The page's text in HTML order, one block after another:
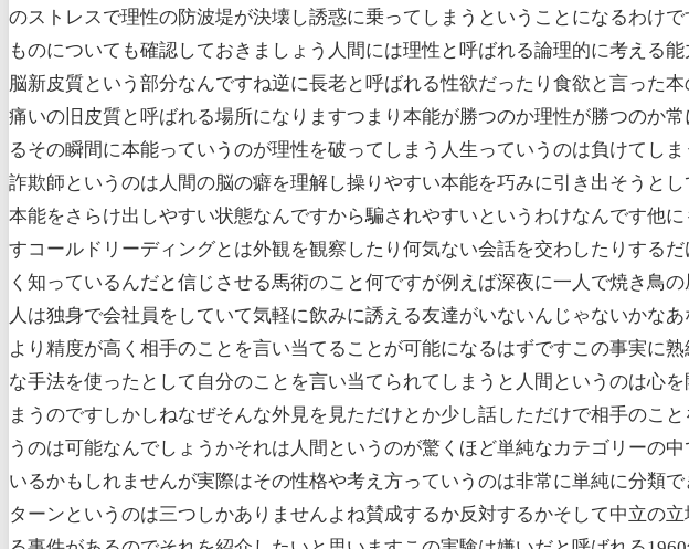
のストレスで理性の防波堤が決壊し誘惑に乗ってしまうということになるわけ
ものについても確認しておきましょう人間には理性と呼ばれる論理的に考える
脳新皮質という部分なんですね逆に長老と呼ばれる性欲だったり食欲と言った
痛いの旧皮質と呼ばれる場所になりますつまり本能が勝つのか理性が勝つのか
るその瞬間に本能っていうのが理性を破ってしまう人生っていうのは負けてし
詐欺師というのは人間の脳の癖を理解し操りやすい本能を巧みに引き出そうと
本能をさらけ出しやすい状態なんですから騙されやすいというわけなんです他
すコールドリーディングとは外観を観察したり何気ない会話を交わしたりする
く知っているんだと信じさせる馬術のこと何ですが例えば深夜に一人で焼き鳥
人は独身で会社員をしていて気軽に飲みに誘える友達がいないんじゃないかな
より精度が高く相手のことを言い当てることが可能になるはずですこの事実に
な手法を使ったとして自分のことを言い当てられてしまうと人間というのは心
まうのですしかしねなぜそんな外見を見ただけとか少し話しただけで相手のこ
うのは可能なんでしょうかそれは人間というのが驚くほど単純なカテゴリーの
いるかもしれませんが実際はその性格や考え方っていうのは非常に単純に分類
ターンというのは三つしかありませんよね賛成するか反対するかそして中立の